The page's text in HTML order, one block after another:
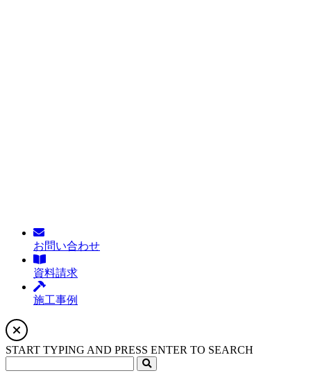
お問い合わせ
資料請求
施工事例
START TYPING AND PRESS ENTER TO SEARCH